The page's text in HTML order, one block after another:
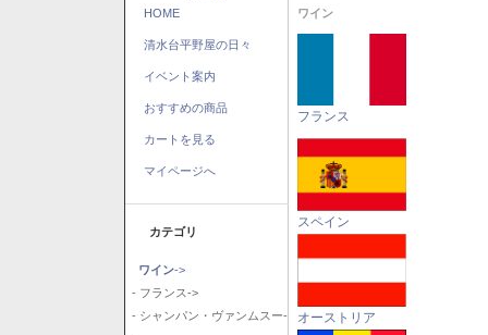
HOME
清水台平野屋の日々
イベント案内
おすすめの商品
カートを見る
マイページへ
カテゴリ
ワイン->
- フランス->
- シャンパン・ヴァンムスー-
ワイン
フランス
スペイン
オーストリア